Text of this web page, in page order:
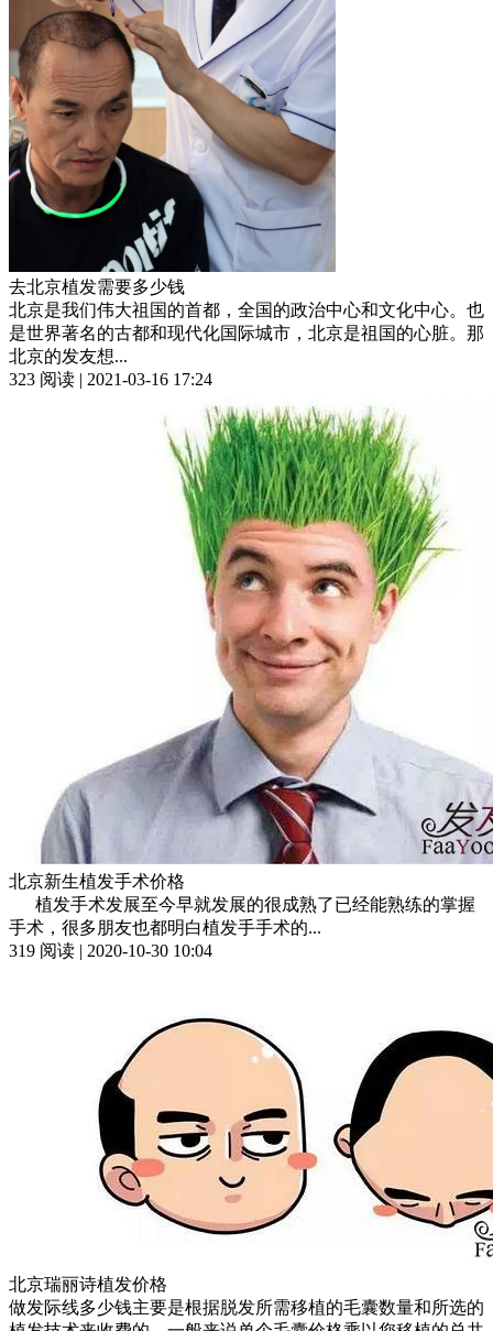
去北京植发需要多少钱
北京是我们伟大祖国的首都，全国的政治中心和文化中心。也
是世界著名的古都和现代化国际城市，北京是祖国的心脏。那
北京的发友想...
323 阅读 | 2021-03-16 17:24
北京新生植发手术价格
植发手术发展至今早就发展的很成熟了已经能熟练的掌握
手术，很多朋友也都明白植发手手术的...
319 阅读 | 2020-10-30 10:04
北京瑞丽诗植发价格
做发际线多少钱主要是根据脱发所需移植的毛囊数量和所选的